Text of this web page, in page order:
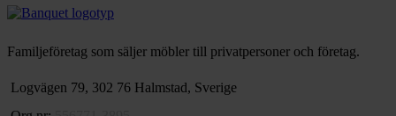
Familjeföretag som säljer möbler till privatpersoner och företag.
Logvägen 79, 302 76 Halmstad, Sverige